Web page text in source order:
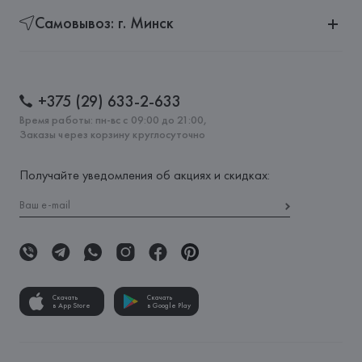
Самовывоз: г. Минск
+375 (29) 633-2-633
Время работы: пн-вс с 09:00 до 21:00,
Заказы через корзину круглосуточно
Получайте уведомления об акциях и скидках:
Скачать
в App Store
Скачать
в Google Play